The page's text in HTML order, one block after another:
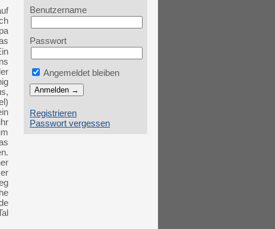
Benutzername
Passwort
Angemeldet bleiben
Registrieren
Passwort vergessen